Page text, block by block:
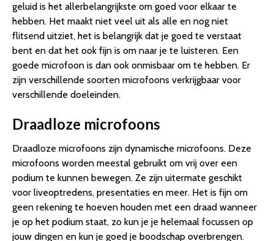
geluid is het allerbelangrijkste om goed voor elkaar te
hebben. Het maakt niet veel uit als alle en nog niet
flitsend uitziet, het is belangrijk dat je goed te verstaat
bent en dat het ook fijn is om naar je te luisteren. Een
goede microfoon is dan ook onmisbaar om te hebben. Er
zijn verschillende soorten microfoons verkrijgbaar voor
verschillende doeleinden.
Draadloze microfoons
Draadloze microfoons zijn dynamische microfoons. Deze
microfoons worden meestal gebruikt om vrij over een
podium te kunnen bewegen. Ze zijn uitermate geschikt
voor liveoptredens, presentaties en meer. Het is fijn om
geen rekening te hoeven houden met een draad wanneer
je op het podium staat, zo kun je je helemaal focussen op
jouw dingen en kun je goed je boodschap overbrengen.